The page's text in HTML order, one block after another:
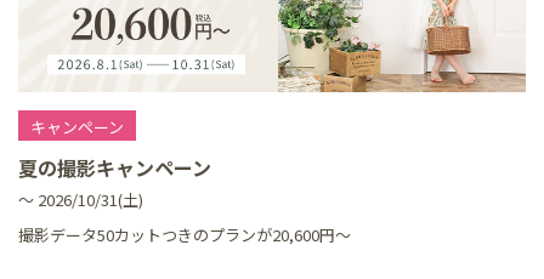
キャンペーン
夏の撮影キャンペーン
～ 2026/10/31(土)
撮影データ50カットつきのプランが20,600円～